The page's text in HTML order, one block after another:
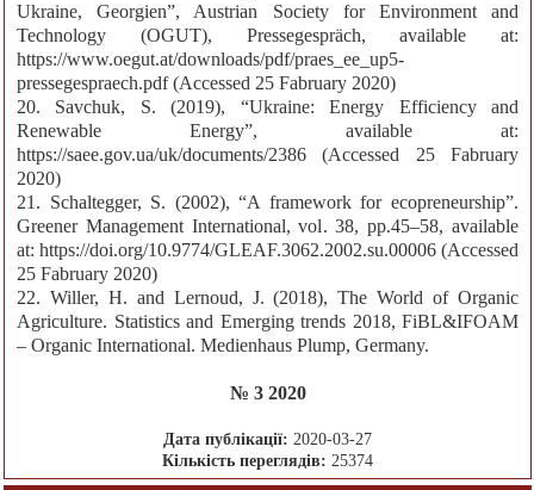
Ukraine, Georgien”, Austrian Society for Environment and
Technology (OGUT), Pressegespräch, available at:
https://www.oegut.at/downloads/pdf/praes_ee_up5-
pressegespraech.pdf (Accessed 25 Fabruary 2020)
20. Savchuk, S. (2019), “Ukraine: Energy Efficiency and
Renewable Energy”, available at:
https://saee.gov.ua/uk/documents/2386 (Accessed 25 Fabruary
2020)
21. Schaltegger, S. (2002), “A framework for ecopreneurship”.
Greener Management International, vol. 38, pp.45–58, available
at: https://doi.org/10.9774/GLEAF.3062.2002.su.00006 (Accessed
25 Fabruary 2020)
22. Willer, H. and Lernoud, J. (2018), The World of Organic
Agriculture. Statistics and Emerging trends 2018, FiBL&IFOAM
– Organic International. Medienhaus Plump, Germany.
№ 3 2020
Дата публікації: 2020-03-27
Кількість переглядів: 25374